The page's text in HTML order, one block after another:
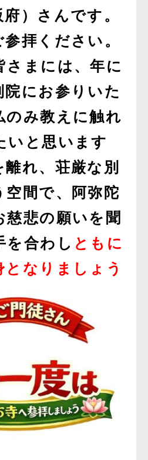
）さんです。
拝ください。
さまには、年に
院にお参りいた
のみ教えに触れ
いと思います
離れ、荘厳な別
空間で、阿弥陀
慈悲の願いを聞
を合わし ともに
となりましょう